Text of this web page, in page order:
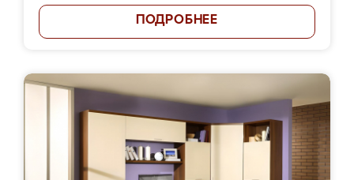
ПОДРОБНЕЕ